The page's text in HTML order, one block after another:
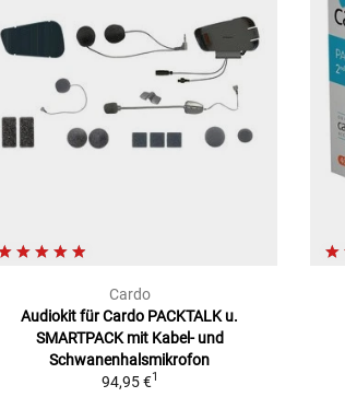
Cardo
Audiokit für Cardo PACKTALK u.
SMARTPACK mit Kabel- und
Schwanenhalsmikrofon
94,95 €1